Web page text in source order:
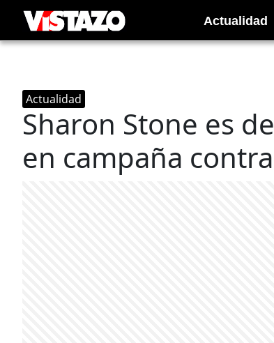
Actualidad
Actualidad
Sharon Stone es
en campaña